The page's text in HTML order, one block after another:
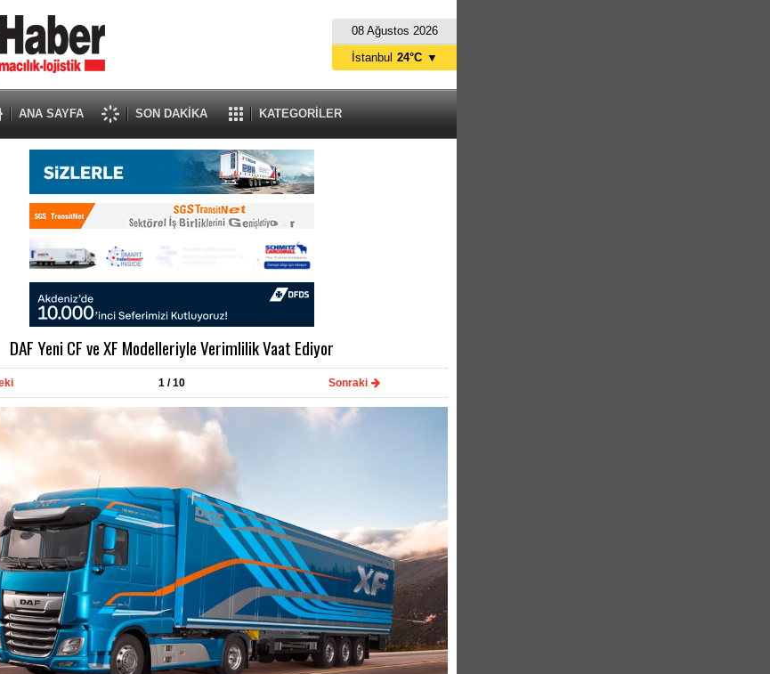
08 Ağustos 2026
ANA SAYFA SON DAKİKA KATEGORİLER
İstanbul 24°C ▼
DAF Yeni CF ve XF Modelleriyle Verimlilik Vaat Ediyor
1/ 10 Sonraki